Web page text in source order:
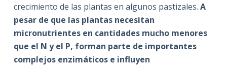
crecimiento de las plantas en algunos pastizales. A
pesar de que las plantas necesitan
micronutrientes en cantidades mucho menores
que el N y el P, forman parte de importantes
complejos enzimáticos e influyen